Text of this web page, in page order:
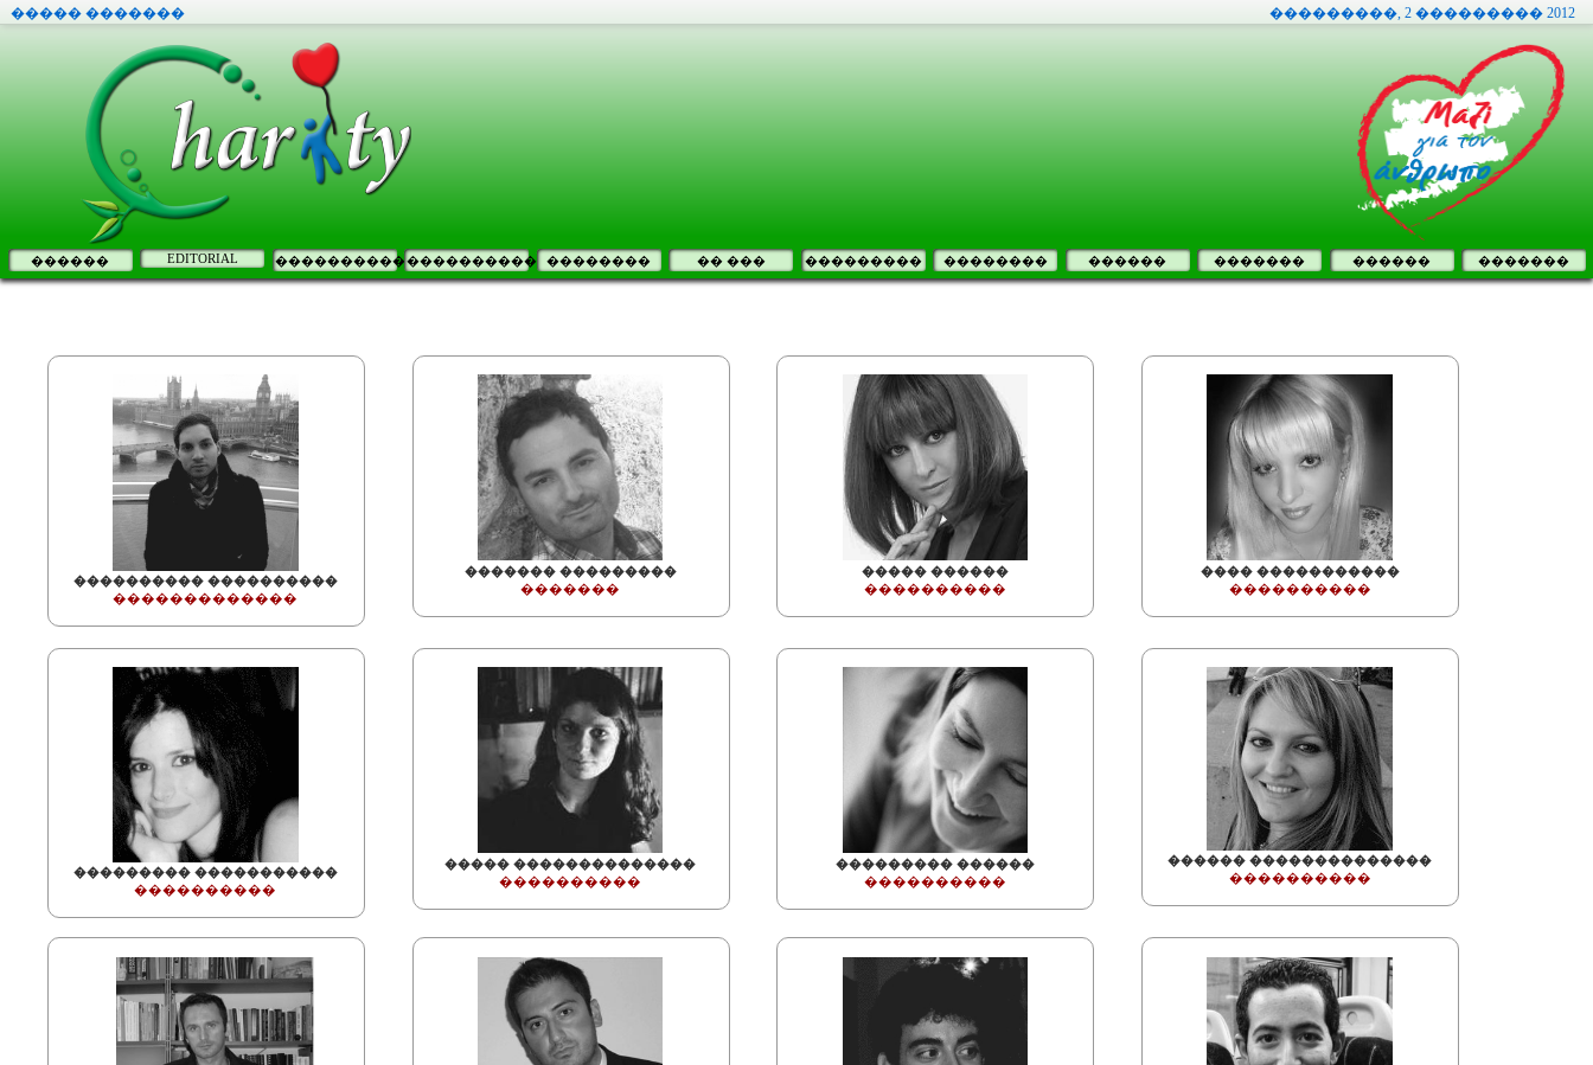
����� ������� ���������, 2 ��������� 2012
������ EDITORIAL �������������������� �������� �� ��� ��������� �������� ������ ������� ������ �������
���������� ����������
�������������
������� ���������
�������
����� ������
����������
���� �����������
����������
��������� �����������
����������
����� ��������������
����������
��������� ������
����������
������ ��������������
����������